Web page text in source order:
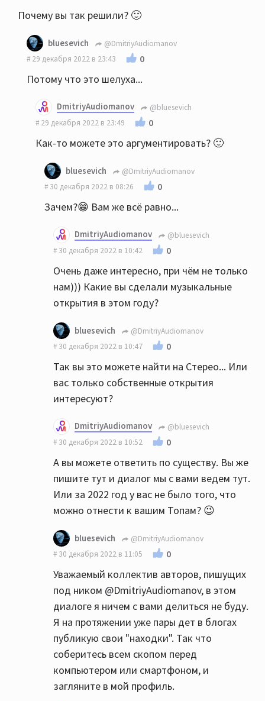
Почему вы так решили? 🙂
bluesevich
@DmitriyAudiomanov
29 декабря 2022 в 23:43
0
Потому что это шелуха...
DmitriyAudiomanov
@bluesevich
29 декабря 2022 в 23:49
0
Как-то можете это аргументировать? 🙂
bluesevich
@DmitriyAudiomanov
30 декабря 2022 в 08:26
0
Зачем?😁 Вам же всё равно...
DmitriyAudiomanov
@bluesevich
30 декабря 2022 в 10:42
0
Очень даже интересно, при чём не только
нам))) Какие вы сделали музыкальные
открытия в этом году?
bluesevich
@DmitriyAudiomanov
30 декабря 2022 в 10:47
0
Так вы это можете найти на Стерео... Или
вас только собственные открытия
интересуют?
DmitriyAudiomanov
@bluesevich
30 декабря 2022 в 10:52
0
А вы можете ответить по существу. Вы же
пишите тут и диалог мы с вами ведем тут.
Или за 2022 год у вас не было того, что
можно отнести к вашим Топам? 😉
bluesevich
@DmitriyAudiomanov
30 декабря 2022 в 11:05
0
Уважаемый коллектив авторов, пишущих
под ником @DmitriyAudiomanov, в этом
диалоге я ничем с вами делиться не буду.
Я на протяжении уже пары дет в блогах
публикую свои "находки". Так что
соберитесь всем скопом перед
компьютером или смартфоном, и
загляните в мой профиль.